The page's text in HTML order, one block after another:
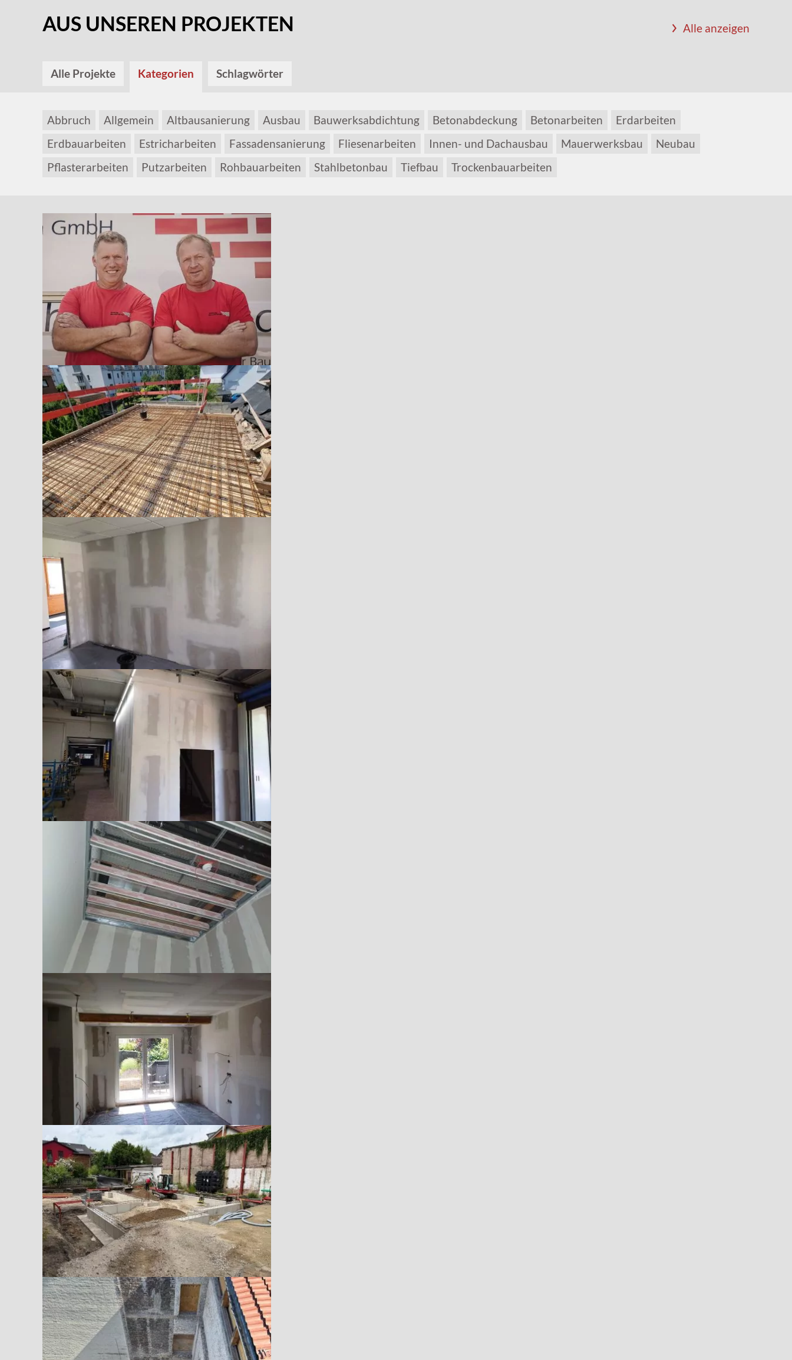
AUS UNSEREN PROJEKTEN Alle anzeigen
Alle Projekte Kategorien Schlagwörter
Abbruch Allgemein Altbausanierung Ausbau Bauwerksabdichtung Betonabdeckung Betonarbeiten
Erdarbeiten
Erdbauarbeiten
Estricharbeiten Fassadensanierung Fliesenarbeiten Innen- und Dachausbau Mauerwerksbau
Neubau
Pflasterarbeiten
Putzarbeiten Rohbauarbeiten Stahlbetonbau Tiefbau Trockenbauarbeiten